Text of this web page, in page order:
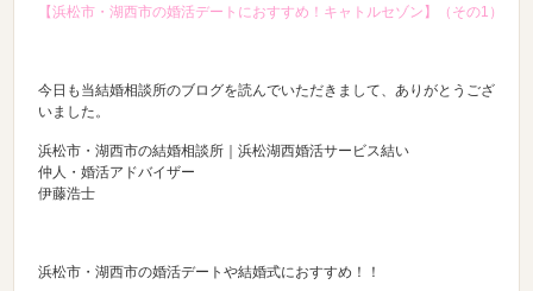
【浜松市・湖西市の婚活デートにおすすめ！キャトルセゾン】（その1）
今日も当結婚相談所のブログを読んでいただきまして、ありがとうござ
いました。
浜松市・湖西市の結婚相談所｜浜松湖西婚活サービス結い
仲人・婚活アドバイザー
伊藤浩士
浜松市・湖西市の婚活デートや結婚式におすすめ！！